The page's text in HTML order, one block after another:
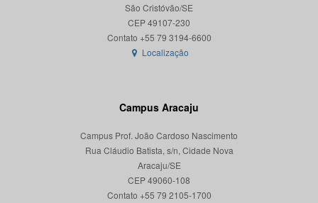
São Cristóvão/SE
CEP 49107-230
Localização
Campus Aracaju
Campus Prof. João Cardoso Nascimento
Rua Cláudio Batista, s/n, Cidade Nova
Aracaju/SE
CEP 49060-108